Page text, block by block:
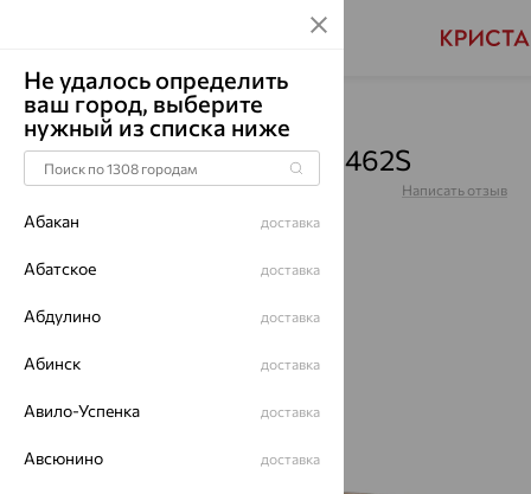
Главная Каталог Браслеты декоративные
Браслет, золото, 01Б013462S
Артикул:01Б013462S Написать отзыв
Не удалось определить
ваш город, выберите
нужный из списка ниже
Абакан доставка
Абатское доставка
Абдулино доставка
Абинск доставка
Авило-Успенка доставка
Авсюнино доставка